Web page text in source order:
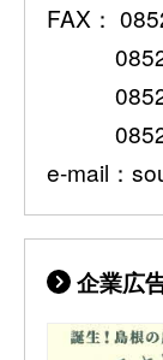
（八月四日付 阿
倍四郎五郎書
（八月四日付 阿
倍四郎五郎書
FAX：
0852-
0852-
0852-
e-mail：
企業広